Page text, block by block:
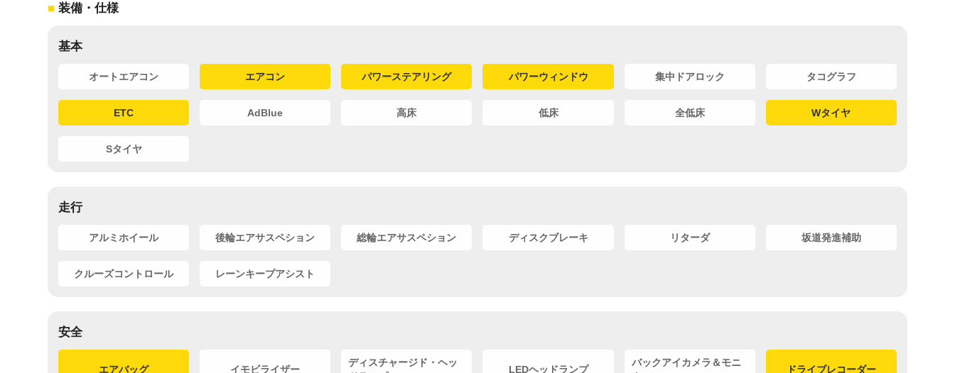
装備・仕様
基本
オートエアコン エアコン パワーステアリング パワーウィンドウ 集中ドアロック タコグラフ
ETC AdBlue 高床 低床 全低床 Wタイヤ
Sタイヤ
走行
アルミホイール 後輪エアサスペション 総輪エアサスペション ディスクブレーキ リターダ 坂道発進補助
クルーズコントロール レーンキープアシスト
安全
エアバッグ イモビライザー
ディスチャージド・ヘッ
LEDヘッドランプ
バックアイカメラ＆モニ
ドライブレコーダー